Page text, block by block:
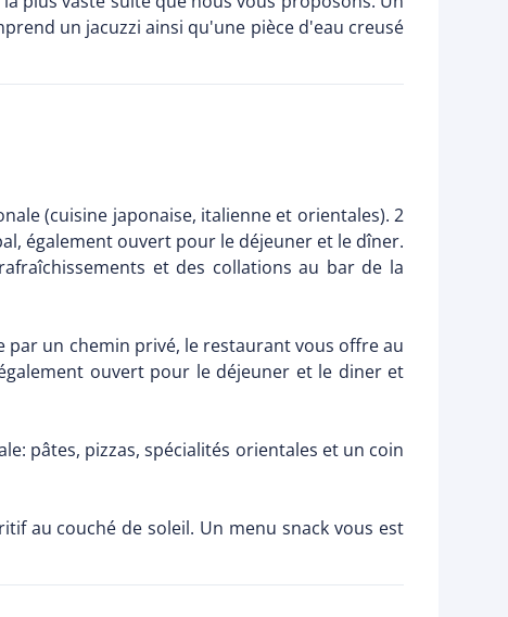
un jacuzzi ainsi qu'une pièce d'eau creusé
(cuisine japonaise, italienne et orientales). 2
également ouvert pour le déjeuner et le dîner.
et des collations au bar de la
par un chemin privé, le restaurant vous offre au
ouvert pour le déjeuner et le diner et
pâtes, pizzas, spécialités orientales et un coin
au couché de soleil. Un menu snack vous est